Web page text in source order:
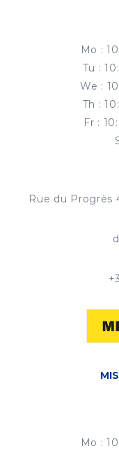
Mo :
Tu :
We :
Th :
Fr :
Rue du Progrès
Mo :